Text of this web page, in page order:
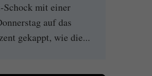
mit einer
auf das
gekappt, wie die...